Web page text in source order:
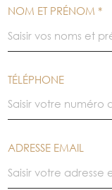
NOM ET PRÉNOM *
TÉLÉPHONE
ADRESSE EMAIL